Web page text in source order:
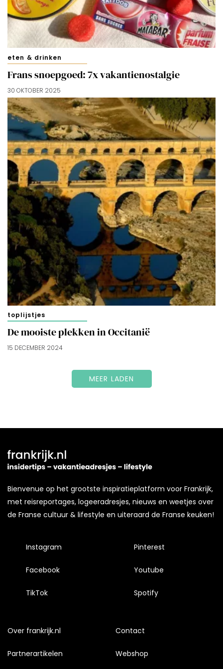
cookies zoals omschreven in onzeCookieverklaring.
Merci!
eten & drinken
Frans snoepgoed: 7x vakantienostalgie
30 OKTOBER 2025
toplijstjes
De mooiste plekken in Occitanië
15 DECEMBER 2024
MEER LADEN
Bienvenue op het grootste inspiratieplatform voor Frankrijk,
met reisreportages, logeeradresjes, nieuws en weetjes over
de Franse cultuur & lifestyle en uiteraard de Franse keuken!
Instagram
Facebook
TikTok
Pinterest
Youtube
Spotify
Over frankrijk.nl
Partnerartikelen
Contact
Webshop